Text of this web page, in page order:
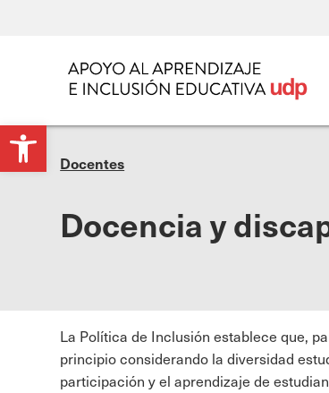
Docentes
Docencia y
La Política de Inclusión establece que,
principio considerando la diversidad
participación y el aprendizaje de
Open